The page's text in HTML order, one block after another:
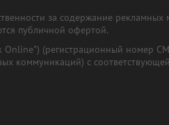
за содержание рекламных
публичной офертой.
Online") (регистрационный
коммуникаций) с